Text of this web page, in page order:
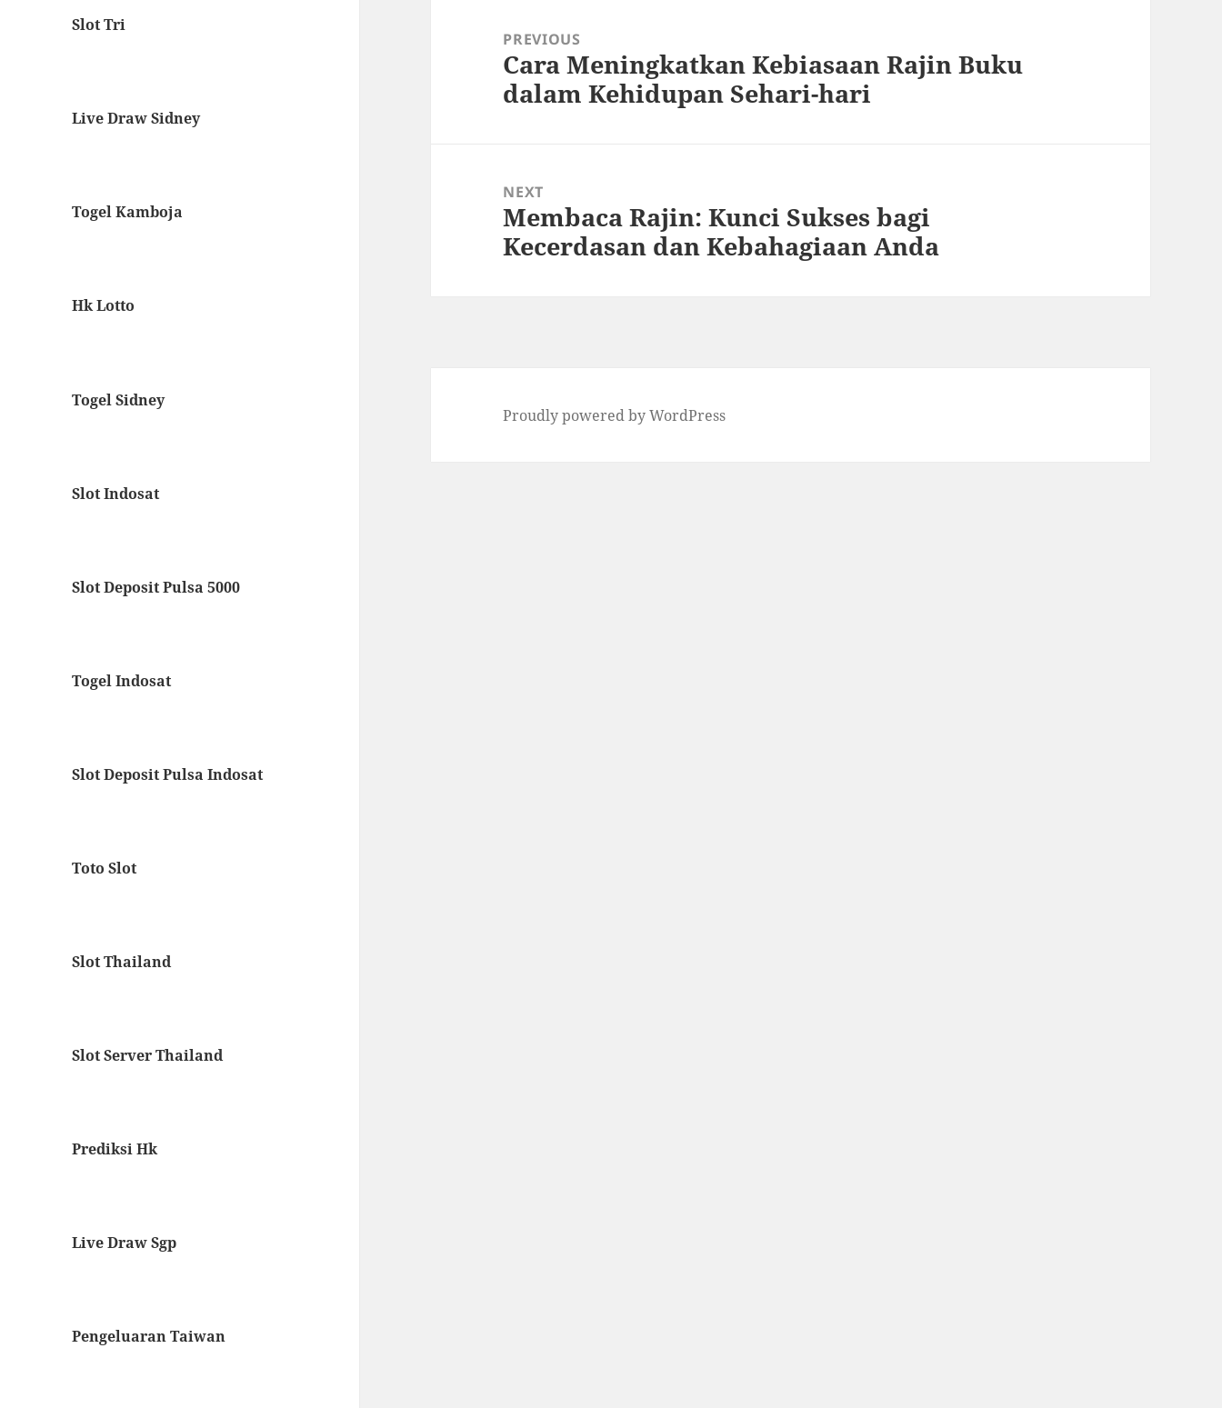
Slot Tri
Live Draw Sidney
Togel Kamboja
Hk Lotto
Togel Sidney
Slot Indosat
Slot Deposit Pulsa 5000
Togel Indosat
Slot Deposit Pulsa Indosat
Toto Slot
Slot Thailand
Slot Server Thailand
Prediksi Hk
Live Draw Sgp
Pengeluaran Taiwan
navigationPREVIOUS
Previous
post:
Cara Meningkatkan Kebiasaan Rajin Buku
dalam Kehidupan Sehari-hari
NEXT
Next
post:
Membaca Rajin: Kunci Sukses bagi
Kecerdasan dan Kebahagiaan Anda
Proudly powered by WordPress